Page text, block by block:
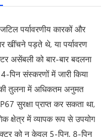
पर्यावरणीय कारकों और
खींचने पड़ते थे, या पर्यावरण
असेंबली को बार-बार बदलना
संस्करणों में जारी किया
तुलना में अधिकतम अनुमत
सुरक्षा प्राप्त कर सकता था,
क्षेत्र में व्यापक रूप से उपयोग
को न केवल 5-पिन, 8-पिन